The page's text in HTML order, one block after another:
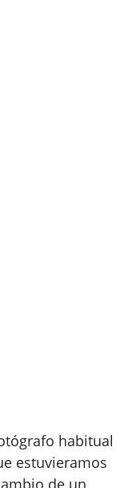
habitual
estuvieramos
de un